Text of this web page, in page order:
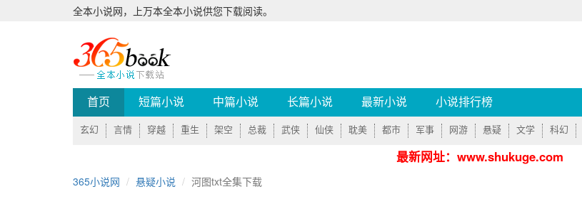
全本小说网，上万本全本小说供您下载阅读。
首页 短篇小说 中篇小说 长篇小说 最新小说 小说排行榜
玄幻 言情 穿越 重生 架空 总裁 武侠 仙侠 耽美 都市 军事 网游 悬疑 文学 科幻
最新网址：www.shukuge.com
365小说网 悬疑小说 河图txt全集下载